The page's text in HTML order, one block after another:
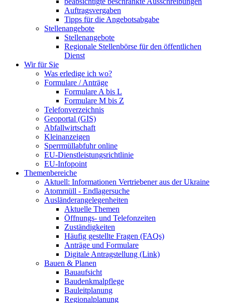
Auftragsvergaben
Tipps für die Angebotsabgabe
Stellenangebote
Stellenangebote
Regionale Stellenbörse für den öffentlichen
Dienst
Wir für Sie
Was erledige ich wo?
Formulare / Anträge
Formulare A bis L
Formulare M bis Z
Telefonverzeichnis
Geoportal (GIS)
Abfallwirtschaft
Kleinanzeigen
Sperrmüllabfuhr online
EU-Dienstleistungsrichtlinie
EU-Infopoint
Themenbereiche
Aktuell: Informationen Vertriebener aus der Ukraine
Atommüll - Endlagersuche
Ausländerangelegenheiten
Aktuelle Themen
Öffnungs- und Telefonzeiten
Zuständigkeiten
Häufig gestellte Fragen (FAQs)
Anträge und Formulare
Digitale Antragstellung (Link)
Bauen & Planen
Bauaufsicht
Baudenkmalpflege
Bauleitplanung
Regionalplanung